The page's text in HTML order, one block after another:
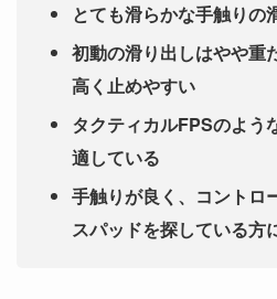
とても滑らかな手触りの
初動の滑り出しはやや重
高く止めやすい
タクティカルFPSのよう
適している
手触りが良く、コントロ
スパッドを探している方